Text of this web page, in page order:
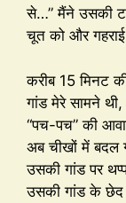
से…” मैंने उसकी
चूत को और
करीब 15 मिनट
गांड मेरे सामने
“पच-पच” की
अब चीखों में बदल
उसकी गांड पर
उसकी गांड के छेद